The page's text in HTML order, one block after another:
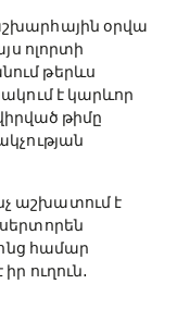
օրվա
ոլորտի
թերևս
է կարևոր
թիմը
աշխատում է
համար
ուղուն․